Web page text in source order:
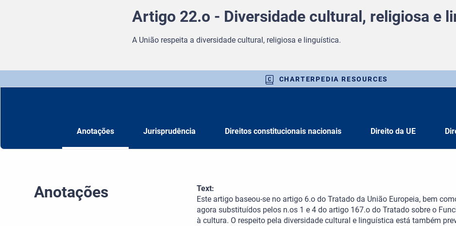
Artigo 22.o - Diversidade cultural, religiosa e
A União respeita a diversidade cultural, religiosa e linguística.
CHARTERPEDIA RESOURCES
Anotações Jurisprudência Direitos constitucionais nacionais Direito da UE
Anotações
Text:
Este artigo baseou-se no artigo 6.o do Tratado da União Europeia, bem
agora substituídos pelos n.os 1 e 4 do artigo 167.o do Tratado sobre o
à cultura. O respeito pela diversidade cultural e linguística está também